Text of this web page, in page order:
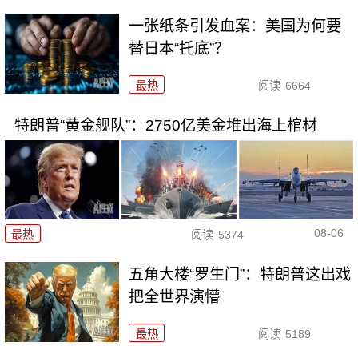
一张纸条引发血案：美国为何要
替日本“托底”？
最热 阅读 6664
特朗普“黄金舰队”：2750亿美金堆出海上棺材
最热 阅读 5374 08-06
五角大楼“罗生门”：特朗普这出戏
把全世界演懵
最热 阅读 5189